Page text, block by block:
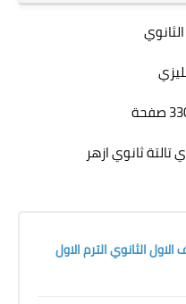
تالتة ثانوي ازهر
الثانوي الترم الاول